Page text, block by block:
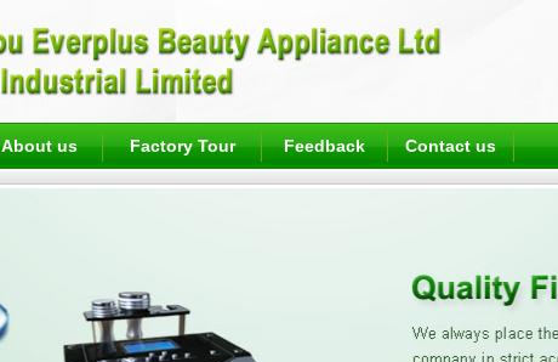
About us Factory Tour Feedback Contact us